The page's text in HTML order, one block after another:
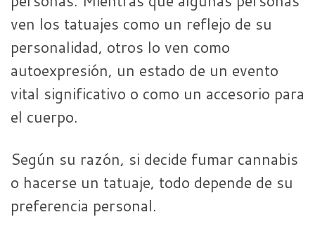
ven los tatuajes como un reflejo de su
personalidad, otros lo ven como
autoexpresión, un estado de un evento
vital significativo o como un accesorio para
el cuerpo.
Según su razón, si decide fumar cannabis
o hacerse un tatuaje, todo depende de su
preferencia personal.